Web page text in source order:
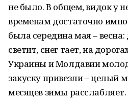
не было. В общем, видок у
временам достаточно
была середина мая –
светит, снег тает, на
Украины и Молдавии
закуску привезли – целый
месяцев зимы расслабляет.